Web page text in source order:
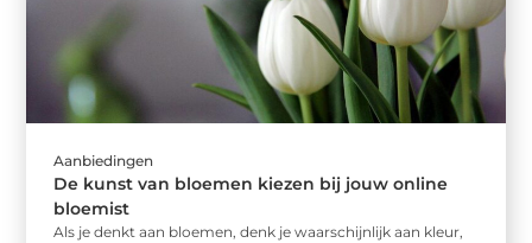
Aanbiedingen
De kunst van bloemen kiezen bij jouw online
bloemist
Als je denkt aan bloemen, denk je waarschijnlijk aan kleur,